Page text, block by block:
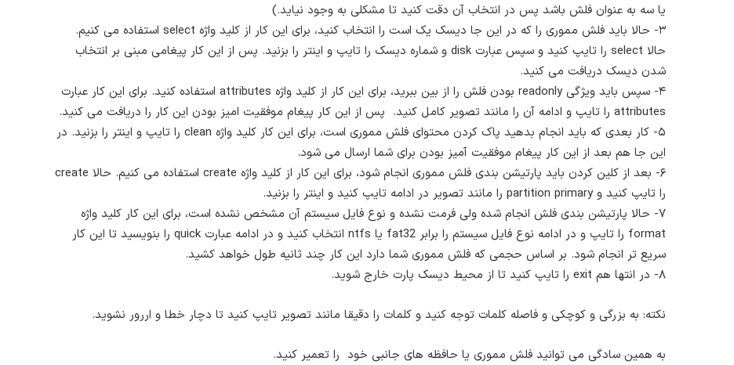
یا سه به عنوان فلش باشد پس در انتخاب آن دقت کنید تا مشکلی به وجود نیاید.)
۳- حالا باید فلش مموری را که در این جا دیسک یک است را انتخاب کنید، برای این کار از کلید واژه select استفاده می کنیم.
حالا select را تایپ کنید و سپس عبارت disk و شماره دیسک را تایپ و اینتر را بزنید. پس از این کار پیغامی مبنی بر انتخاب
شدن دیسک دریافت می کنید.
۴- سپس باید ویژگی readonly بودن فلش را از بین ببرید، برای این کار از کلید واژه attributes استفاده کنید. برای این کار عبارت
attributes را تایپ و ادامه آن را مانند تصویر کامل کنید. پس از این کار پیغام موفقیت امیز بودن این کار را دریافت می کنید.
۵- کار بعدی که باید انجام بدهید پاک کردن محتوای فلش مموری است، برای این کار کلید واژه clean را تایپ و اینتر را بزنید. در
این جا هم بعد از این کار پیغام موفقیت آمیز بودن برای شما ارسال می شود.
۶- بعد از کلین کردن باید پارتیشن بندی فلش مموری انجام شود، برای این کار از کلید واژه create استفاده می کنیم. حالا create
را تایپ کنید و partition primary را مانند تصویر در ادامه تایپ کنید و اینتر را بزنید.
۷- حالا پارتیشن بندی فلش انجام شده ولی فرمت نشده و نوع فایل سیستم آن مشخص نشده است، برای این کار کلید واژه
format را تایپ و در ادامه نوع فایل سیستم را برابر fat32 یا ntfs انتخاب کنید و در ادامه عبارت quick را بنویسید تا این کار
سریع تر انجام شود. بر اساس حجمی که فلش مموری شما دارد این کار چند ثانیه طول خواهد کشید.
۸- در انتها هم exit را تایپ کنید تا از محیط دیسک پارت خارج شوید.
نکته: به بزرگی و کوچکی و فاصله کلمات توجه کنید و کلمات را دقیقا مانند تصویر تایپ کنید تا دچار خطا و اررور نشوید.
به همین سادگی می توانید فلش مموری یا حافظه های جانبی خود را تعمیر کنید.